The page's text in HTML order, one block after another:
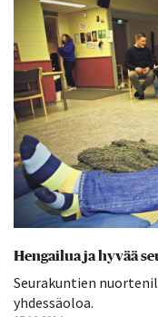
Hengailua ja hyvää
Seurakuntien
yhdessäoloa.